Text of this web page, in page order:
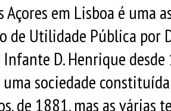
Açores em Lisboa é uma
de Utilidade Pública por
D. Henrique
sociedade
de 1881, mas as várias